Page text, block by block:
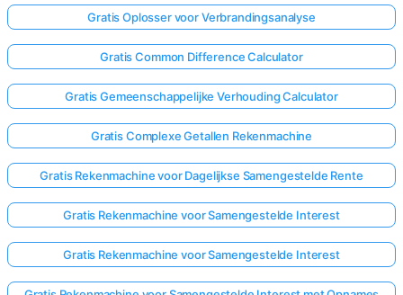
Gratis Oplosser voor Verbrandingsanalyse
Gratis Common Difference Calculator
Gratis Gemeenschappelijke Verhouding Calculator
Gratis Complexe Getallen Rekenmachine
Gratis Rekenmachine voor Dagelijkse Samengestelde Rente
Gratis Rekenmachine voor Samengestelde Interest
Gratis Rekenmachine voor Samengestelde Interest